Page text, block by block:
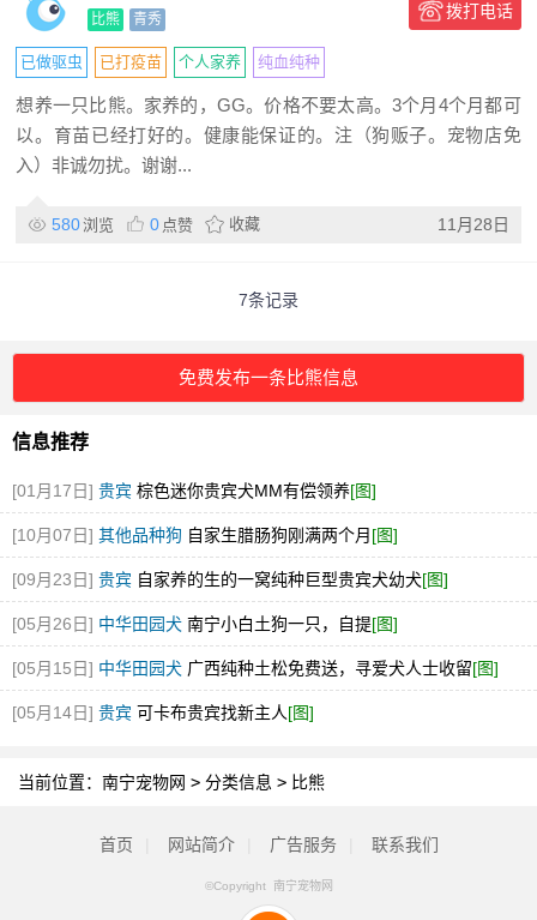
比熊 青秀 拨打电话
已做驱虫 已打疫苗 个人家养 纯血纯种
想养一只比熊。家养的，GG。价格不要太高。3个月4个月都可
以。育苗已经打好的。健康能保证的。注（狗贩子。宠物店免
入）非诚勿扰。谢谢...
580浏览 0 点赞 收藏 11月28日
7条记录
免费发布一条比熊信息
信息推荐
[01月17日] 贵宾 棕色迷你贵宾犬MM有偿领养[图]
[10月07日] 其他品种狗 自家生腊肠狗刚满两个月 [图]
[09月23日] 贵宾 自家养的生的一窝纯种巨型贵宾犬幼犬[图]
[05月26日] 中华田园犬 南宁小白土狗一只，自提[图]
[05月15日] 中华田园犬 广西纯种土松免费送，寻爱犬人士收留[图]
[05月14日] 贵宾 可卡布贵宾找新主人[图]
当前位置： 南宁宠物网 > 分类信息 > 比熊
首页 网站简介 广告服务 联系我们
©Copyright 南宁宠物网